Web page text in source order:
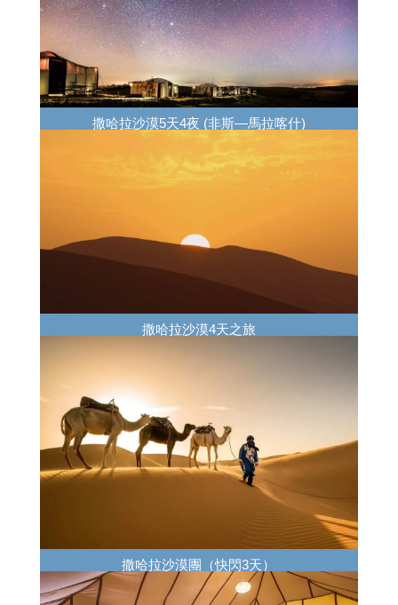
撒哈拉沙漠5天4夜 (非斯—馬拉喀什)
撒哈拉沙漠4天之旅
撒哈拉沙漠團（快閃3天）